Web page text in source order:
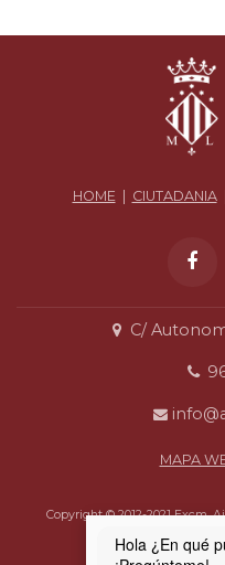
HOME CIUTADANIA|
C/
MAPA
Copyright © 2012-2021 Excm.